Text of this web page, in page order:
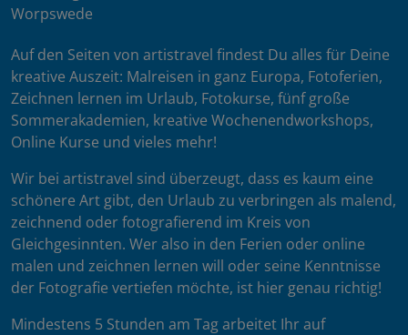
Worpswede
Auf den Seiten von artistravel findest Du alles für Deine
kreative Auszeit: Malreisen in ganz Europa, Fotoferien,
Zeichnen lernen im Urlaub, Fotokurse, fünf große
Sommerakademien, kreative Wochenendworkshops,
Online Kurse und vieles mehr!
Wir bei artistravel sind überzeugt, dass es kaum eine
schönere Art gibt, den Urlaub zu verbringen als malend,
zeichnend oder fotografierend im Kreis von
Gleichgesinnten. Wer also in den Ferien oder online
malen und zeichnen lernen will oder seine Kenntnisse
der Fotografie vertiefen möchte, ist hier genau richtig!
Mindestens 5 Stunden am Tag arbeitet Ihr auf